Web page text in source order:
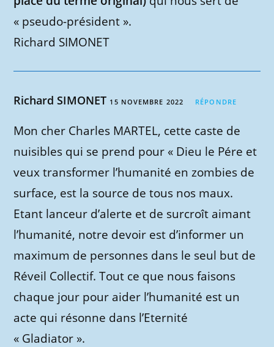
« pseudo-président ».
Richard SIMONET
Richard SIMONET 15 NOVEMBRE 2022 RÉPONDRE
Mon cher Charles MARTEL, cette caste de
nuisibles qui se prend pour « Dieu le Pére et
veux transformer l’humanité en zombies de
surface, est la source de tous nos maux.
Etant lanceur d’alerte et de surcroît aimant
l’humanité, notre devoir est d’informer un
maximum de personnes dans le seul but de
Réveil Collectif. Tout ce que nous faisons
chaque jour pour aider l’humanité est un
acte qui résonne dans l’Eternité
« Gladiator ».